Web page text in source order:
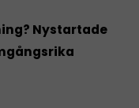
Nystartade